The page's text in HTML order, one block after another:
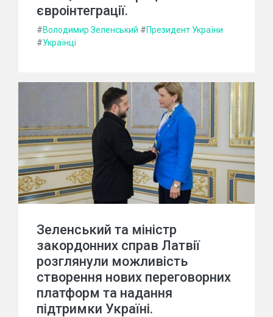
євроінтеграції.
#Володимир Зеленський #Президент України
#Українці
Зеленський та міністр
закордонних справ Латвії
розглянули можливість
створення нових переговорних
платформ та надання
підтримки Україні.